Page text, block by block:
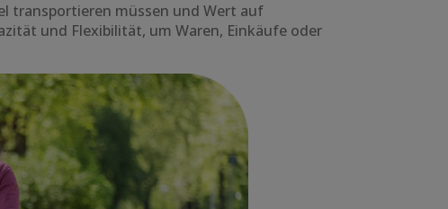
transportieren müssen und Wert auf
und Flexibilität, um Waren, Einkäufe oder